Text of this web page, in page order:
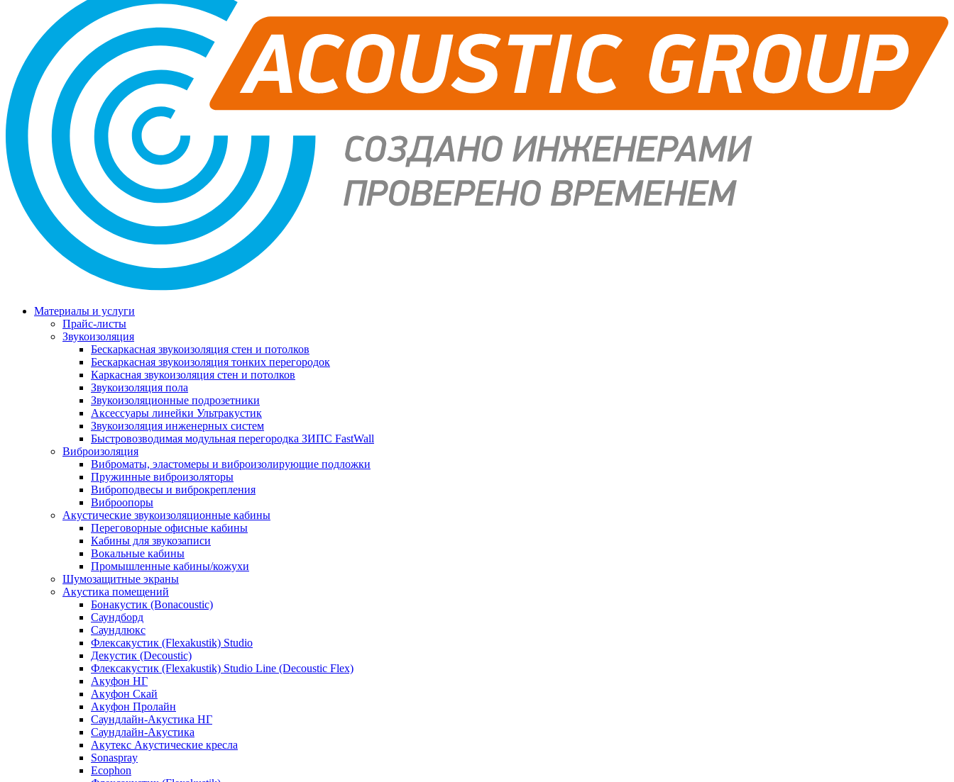
Материалы и услуги
Прайс-листы
Звукоизоляция
Бескаркасная звукоизоляция стен и потолков
Бескаркасная звукоизоляция тонких перегородок
Каркасная звукоизоляция стен и потолков
Звукоизоляция пола
Звукоизоляционные подрозетники
Аксессуары линейки Ультракустик
Звукоизоляция инженерных систем
Быстровозводимая модульная перегородка ЗИПС FastWall
Виброизоляция
Виброматы, эластомеры и виброизолирующие подложки
Пружинные виброизоляторы
Виброподвесы и виброкрепления
Виброопоры
Акустические звукоизоляционные кабины
Переговорные офисные кабины
Кабины для звукозаписи
Вокальные кабины
Промышленные кабины/кожухи
Шумозащитные экраны
Акустика помещений
Бонакустик (Bonacoustic)
Саундборд
Саундлюкс
Флексакустик (Flexakustik) Studio
Декустик (Decoustic)
Флексакустик (Flexakustik) Studio Line (Decoustic Flex)
Акуфон НГ
Акуфон Скай
Акуфон Пролайн
Саундлайн-Акустика НГ
Саундлайн-Акустика
Акутекс Акустические кресла
Sonaspray
Ecophon